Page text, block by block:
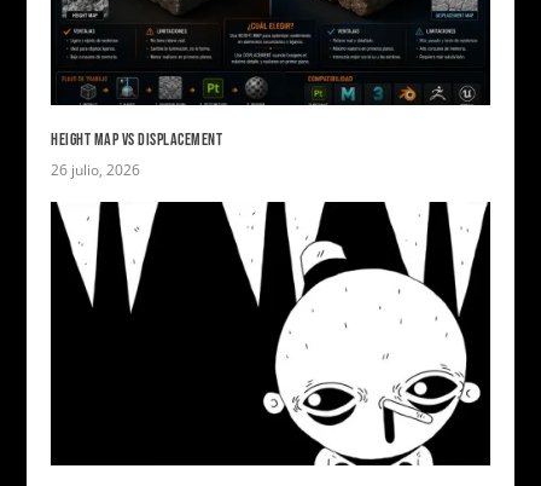
HEIGHT MAP VS DISPLACEMENT
26 julio, 2026